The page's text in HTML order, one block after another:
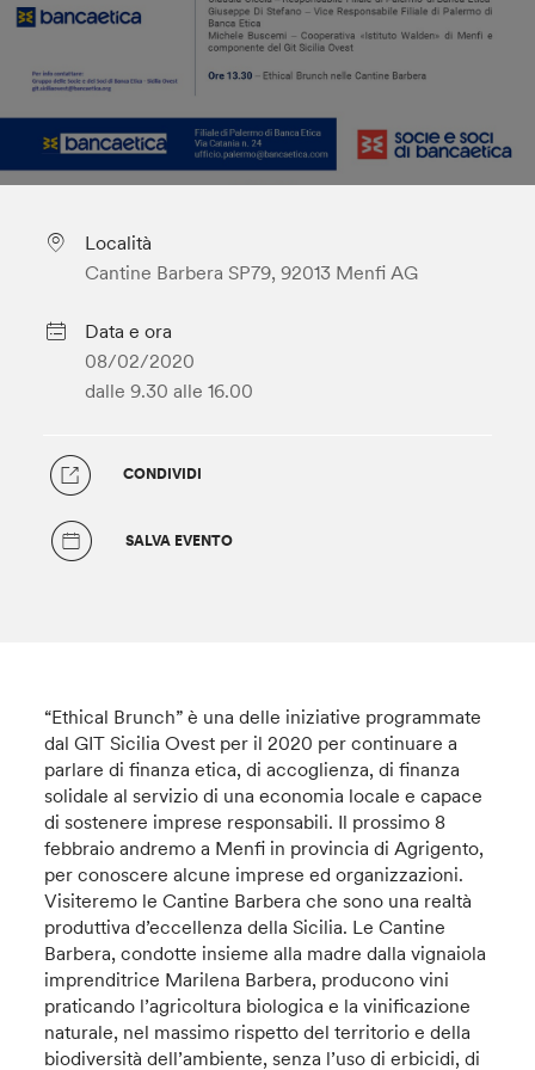
Località
Cantine Barbera SP79, 92013 Menfi AG
Data e ora
08/02/2020
dalle 9.30 alle 16.00
CONDIVIDI
SALVA EVENTO
“Ethical Brunch” è una delle iniziative programmate
dal GIT Sicilia Ovest per il 2020 per continuare a
parlare di finanza etica, di accoglienza, di finanza
solidale al servizio di una economia locale e capace
di sostenere imprese responsabili. Il prossimo 8
febbraio andremo a Menfi in provincia di Agrigento,
per conoscere alcune imprese ed organizzazioni.
Visiteremo le Cantine Barbera che sono una realtà
produttiva d’eccellenza della Sicilia. Le Cantine
Barbera, condotte insieme alla madre dalla vignaiola
imprenditrice Marilena Barbera, producono vini
praticando l’agricoltura biologica e la vinificazione
naturale, nel massimo rispetto del territorio e della
biodiversità dell’ambiente, senza l’uso di erbicidi, di